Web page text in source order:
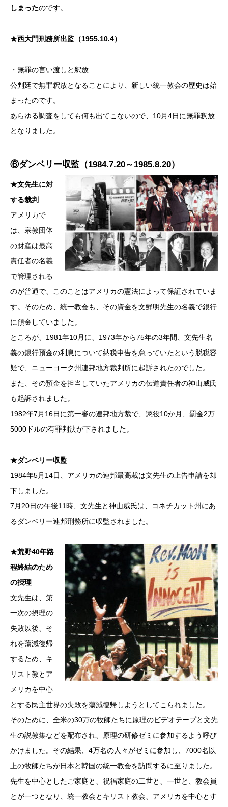
しまったのです。
★西大門刑務所出監（1955.10.4）
・無罪の言い渡しと釈放
公判廷で無罪釈放となることにより、新しい統一教会の歴史は始
まったのです。
あらゆる調査をしても何も出てこないので、10月4日に無罪釈放
となりました。
⑥ダンベリー収監（1984.7.20～1985.8.20）
★文先生に対
する裁判
アメリカで
は、宗教団体
の財産は最高
責任者の名義
で管理される
のが普通で、このことはアメリカの憲法によって保証されていま
す。そのため、統一教会も、その資金を文鮮明先生の名義で銀行
に預金していました。
ところが、1981年10月に、1973年から75年の3年間、文先生名
義の銀行預金の利息について納税申告を怠っていたという脱税容
疑で、ニューヨーク州連邦地方裁判所に起訴されたのでした。
また、その預金を担当していたアメリカの伝道責任者の神山威氏
も起訴されました。
1982年7月16日に第一審の連邦地方裁で、懲役10か月、罰金2万
5000ドルの有罪判決が下されました。
★ダンベリー収監
1984年5月14日、アメリカの連邦最高裁は文先生の上告申請を却
下しました。
7月20日の午後11時、文先生と神山威氏は、コネチカット州にあ
るダンベリー連邦刑務所に収監されました。
★荒野40年路
程終結のため
の摂理
文先生は、第
一次の摂理の
失敗以後、そ
れを蕩減復帰
するため、キ
リスト教とア
メリカを中心
とする民主世界の失敗を蕩減復帰しようとしてこられました。
そのために、全米の30万の牧師たちに原理のビデオテープと文先
生の説教集などを配布され、原理の研修ゼミに参加するよう呼び
かけました。その結果、4万名の人々がゼミに参加し、7000名以
上の牧師たちが日本と韓国の統一教会を訪問するに至りました。
先生を中心としたご家庭と、祝福家庭の二世と、一世と、教会員
とが一つとなり、統一教会とキリスト教会、アメリカを中心とす